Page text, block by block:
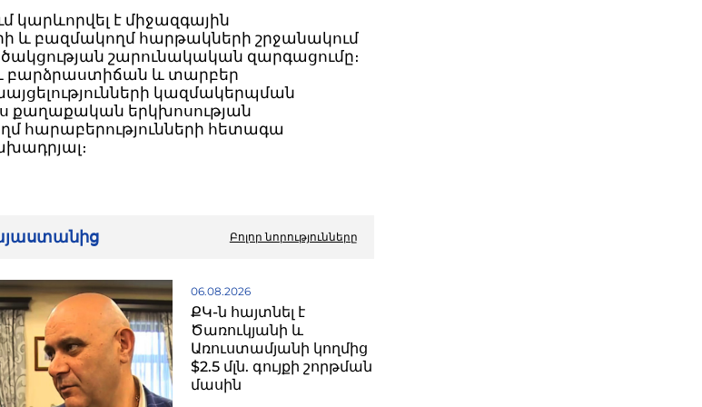
կարևորվել է միջազգային
և բազմակողմ հարթակների շրջանակում
շարունակական զարգացումը։
բարձրաստիճան և տարբեր
կազմակերպման
քաղաքական երկխոսության
հարաբերությունների հետագա
Բոլոր նորությունները
06.08.2026
ՔԿ-ն հայտնել է
Ծառուկյանի և
Առուստամյանի կողմից
$2.5 մլն. գույքի շորթման
մասին